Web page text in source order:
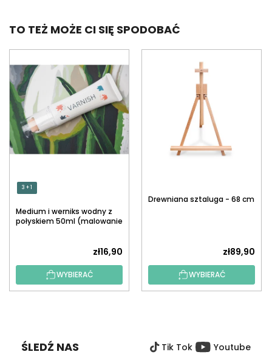
TO TEŻ MOŻE CI SIĘ SPODOBAĆ
3 + 1
Medium i werniks wodny z
połyskiem 50ml (malowanie
zł16,90
WYBIERAĆ
Drewniana sztaluga - 68 cm
zł89,90
WYBIERAĆ
ŚLEDŹ NAS Tik Tok Youtube